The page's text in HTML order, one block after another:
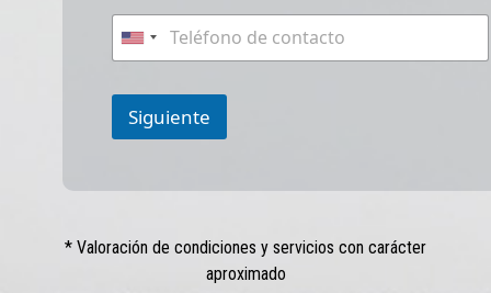
U
n
e
t
Siguiente
* Valoración de condiciones y servicios con carácter
aproximado